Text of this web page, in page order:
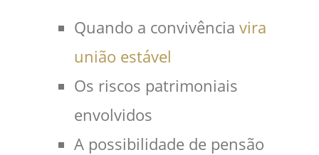
Quando a convivência vira
união estável
Os riscos patrimoniais
envolvidos
A possibilidade de pensão